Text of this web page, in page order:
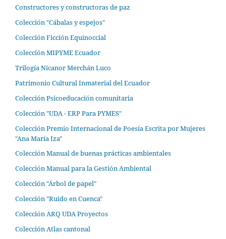
Constructores y constructoras de paz
Colección "Cábalas y espejos"
Colección Ficción Equinoccial
Colección MIPYME Ecuador
Trilogía Nicanor Merchán Luco
Patrimonio Cultural Inmaterial del Ecuador
Colección Psicoeducación comunitaria
Colección "UDA - ERP Para PYMES"
Colección Premio Internacional de Poesía Escrita por Mujeres
"Ana María Iza"
Colección Manual de buenas prácticas ambientales
Colección Manual para la Gestión Ambiental
Colección "Árbol de papel"
Colección "Ruido en Cuenca"
Colección ARQ UDA Proyectos
Colección Atlas cantonal